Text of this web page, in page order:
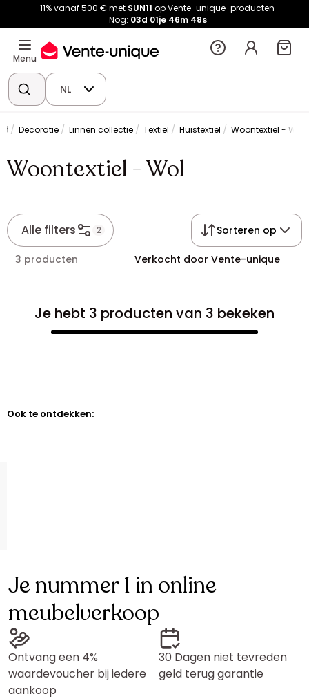
-11% vanaf 500 € met SUN11 op Vente-unique-producten
Nog: 03d 01je 46m 47s
Menu
NL
Decoratie Linnen collectie Textiel Huistextiel Woontextiel - Wol
Woontextiel - Wol
Alle filters 2 Sorteren op
3 producten Verkocht door Vente-unique
Je hebt 3 producten van 3 bekeken
Ook te ontdekken:
Je nummer 1 in online
meubelverkoop
Ontvang een 4%
waardevoucher bij iedere
aankoop
30 Dagen niet tevreden
geld terug garantie